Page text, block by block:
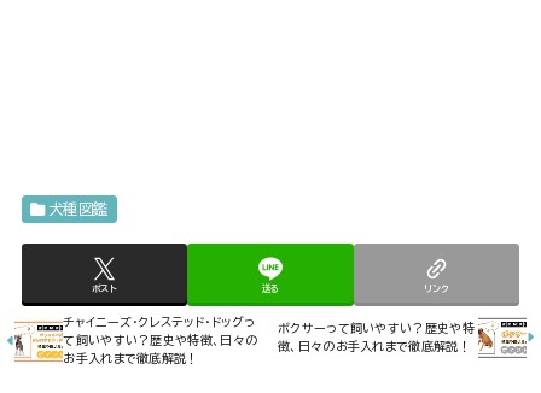
犬種図鑑
ポスト 送る リンク
チャイニーズ・クレステッド・ドッグっ
て飼いやすい？歴史や特徴、日々の
お手入れまで徹底解説！
ボクサーって飼いやすい？歴史や特
徴、日々のお手入れまで徹底解説！